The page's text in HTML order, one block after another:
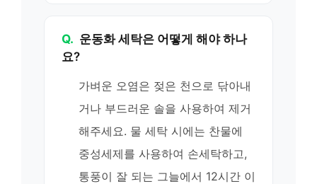
Q. 운동화 세탁은 어떻게 해야 하나
요?
가벼운 오염은 젖은 천으로 닦아내
거나 부드러운 솔을 사용하여 제거
해주세요. 물 세탁 시에는 찬물에
중성세제를 사용하여 손세탁하고,
통풍이 잘 되는 그늘에서 12시간 이